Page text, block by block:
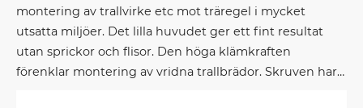
montering av trallvirke etc mot träregel i mycket
utsatta miljöer. Det lilla huvudet ger ett fint resultat
utan sprickor och flisor. Den höga klämkraften
förenklar montering av vridna trallbrädor. Skruven har